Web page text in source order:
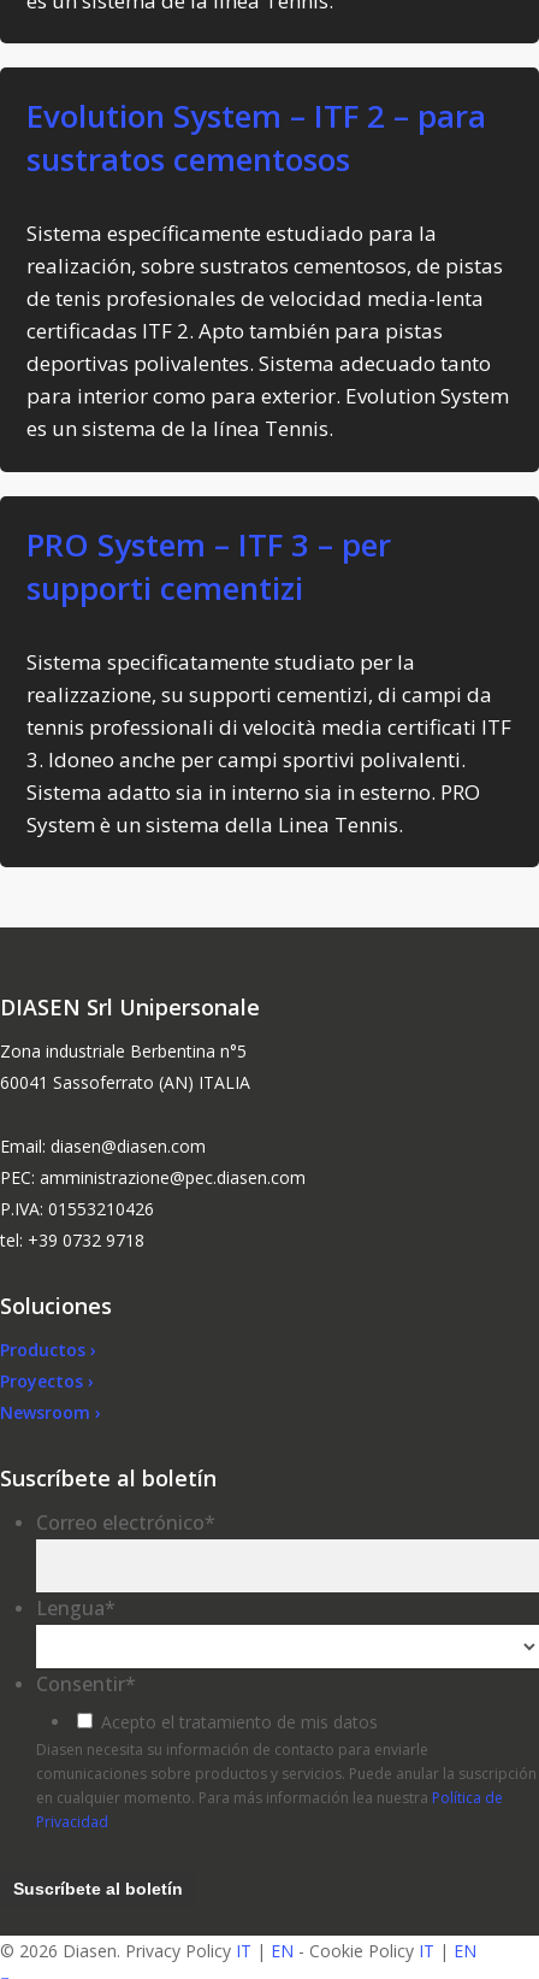
Evolution System – ITF 2 – para
sustratos cementosos
Sistema específicamente estudiado para la
realización, sobre sustratos cementosos, de pistas
de tenis profesionales de velocidad media-lenta
certificadas ITF 2. Apto también para pistas
deportivas polivalentes. Sistema adecuado tanto
para interior como para exterior. Evolution System
es un sistema de la línea Tennis.
PRO System – ITF 3 – per
supporti cementizi
Sistema specificatamente studiato per la
realizzazione, su supporti cementizi, di campi da
tennis professionali di velocità media certificati ITF
3. Idoneo anche per campi sportivi polivalenti.
Sistema adatto sia in interno sia in esterno. PRO
System è un sistema della Linea Tennis.
DIASEN Srl Unipersonale
Zona industriale Berbentina n°5
60041 Sassoferrato (AN) ITALIA
Email: diasen@diasen.com
PEC: amministrazione@pec.diasen.com
P.IVA: 01553210426
tel: +39 0732 9718
Soluciones
Productos ›
Proyectos ›
Newsroom ›
Suscríbete al boletín
Correo electrónico*
Lengua*
Consentir*
Acepto el tratamiento de mis datos
Diasen necesita su información de contacto para enviarle
comunicaciones sobre productos y servicios. Puede anular la suscripción
en cualquier momento. Para más información lea nuestra Política de
Privacidad
© 2026 Diasen. Privacy Policy IT | EN - Cookie Policy IT | EN